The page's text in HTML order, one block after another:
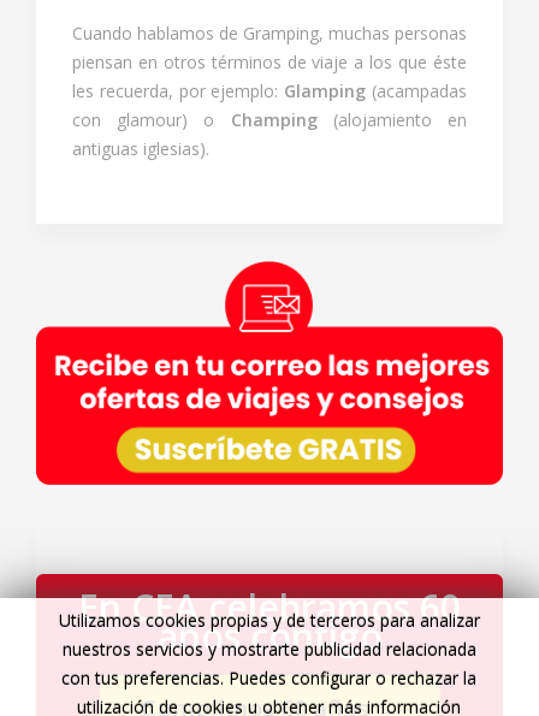
Cuando hablamos de Gramping, muchas personas
piensan en otros términos de viaje a los que éste
les recuerda, por ejemplo: Glamping (acampadas
con glamour) o Champing(alojamiento en
antiguas iglesias).
En CEA celebramos 60
años contigo
Cumplimos 60 años→
Utilizamos cookies propias y de terceros para analizar
nuestros servicios y mostrarte publicidad relacionada
con tus preferencias. Puedes configurar o rechazar la
utilización de cookies u obtener más información